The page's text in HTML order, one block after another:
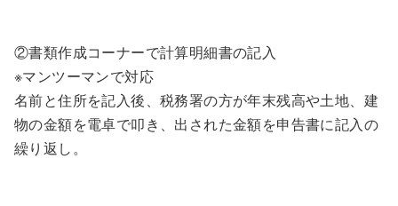
②書類作成コーナーで計算明細書の記入
※マンツーマンで対応
名前と住所を記入後、税務署の方が年末残高や土地、建
物の金額を電卓で叩き、出された金額を申告書に記入の
繰り返し。